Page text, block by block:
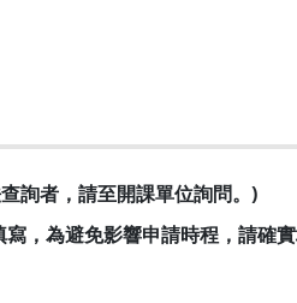
詢者，請至開課單位詢問。)
，為避免影響申請時程，請確